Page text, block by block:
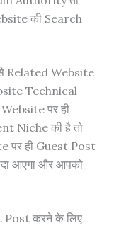
की Search
Related Website
Technical
पर ही
Niche की है तो
पर ही Guest Post
आएगा और आपको
करने के लिए